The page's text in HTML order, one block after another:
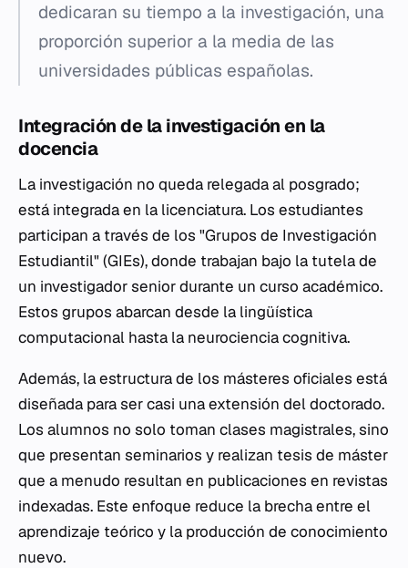
dedicaran su tiempo a la investigación, una
proporción superior a la media de las
universidades públicas españolas.
Integración de la investigación en la
docencia
La investigación no queda relegada al posgrado;
está integrada en la licenciatura. Los estudiantes
participan a través de los "Grupos de Investigación
Estudiantil" (GIEs), donde trabajan bajo la tutela de
un investigador senior durante un curso académico.
Estos grupos abarcan desde la lingüística
computacional hasta la neurociencia cognitiva.
Además, la estructura de los másteres oficiales está
diseñada para ser casi una extensión del doctorado.
Los alumnos no solo toman clases magistrales, sino
que presentan seminarios y realizan tesis de máster
que a menudo resultan en publicaciones en revistas
indexadas. Este enfoque reduce la brecha entre el
aprendizaje teórico y la producción de conocimiento
nuevo.